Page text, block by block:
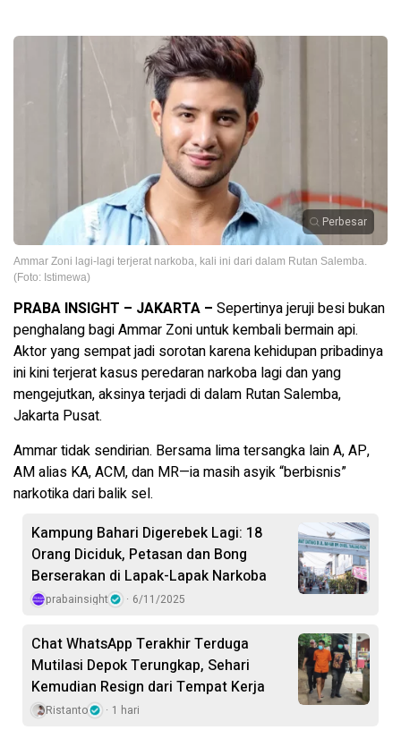
Perbesar
Ammar Zoni lagi-lagi terjerat narkoba, kali ini dari dalam Rutan Salemba.
(Foto: Istimewa)
PRABA INSIGHT – JAKARTA – Sepertinya jeruji besi bukan
penghalang bagi Ammar Zoni untuk kembali bermain api.
Aktor yang sempat jadi sorotan karena kehidupan pribadinya
ini kini terjerat kasus peredaran narkoba lagi dan yang
mengejutkan, aksinya terjadi di dalam Rutan Salemba,
Jakarta Pusat.
Ammar tidak sendirian. Bersama lima tersangka lain A, AP,
AM alias KA, ACM, dan MR—ia masih asyik “berbisnis”
narkotika dari balik sel.
Kampung Bahari Digerebek Lagi: 18
Orang Diciduk, Petasan dan Bong
Berserakan di Lapak-Lapak Narkoba
prabainsight 6/11/2025
Chat WhatsApp Terakhir Terduga
Mutilasi Depok Terungkap, Sehari
Kemudian Resign dari Tempat Kerja
Ristanto 1 hari